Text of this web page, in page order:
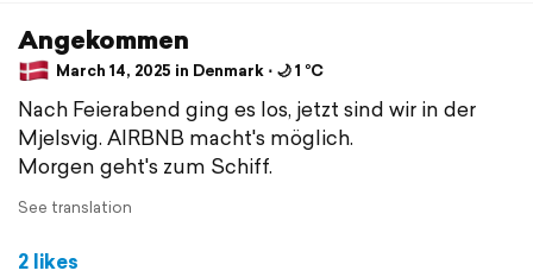
Angekommen
March 14, 2025 in Denmark ⋅ 🌙 1 °C
Nach Feierabend ging es los, jetzt sind wir in der
Mjelsvig. AIRBNB macht's möglich.
Morgen geht's zum Schiff.
See translation
2 likes